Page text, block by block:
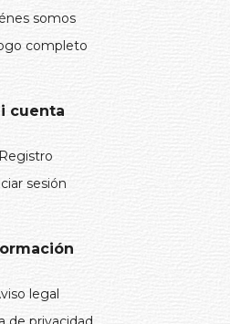
somos
completo
cuenta
Registro
sesión
legal